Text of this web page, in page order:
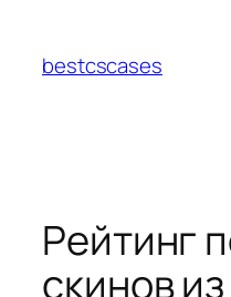
содержимому
bestcscases
Рейтинг
скинов